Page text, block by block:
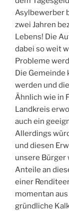
Asylbewerber
zwei Jahren
Lebens! Die
dabei so weit
Probleme
Die Gemeinde
werden und
Ähnlich wie in
Landkreis
auch ein
Allerdings
und diesen
unsere Bürger
Anteile an
einer
momentan
gründliche